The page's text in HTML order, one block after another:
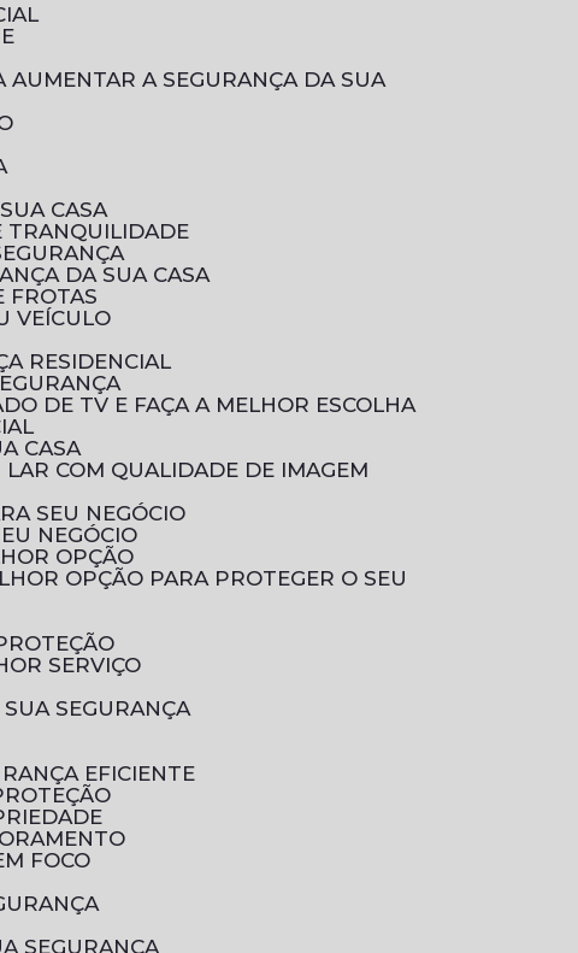
CASA
TRANQUILIDADE
DA SUA CASA
FROTAS
VEÍCULO
RESIDENCIAL
DE TV E FAÇA A MELHOR ESCOLHA
CASA
SEU NEGÓCIO
NEGÓCIO
OPÇÃO
SERVIÇO
SEGURANÇA
EFICIENTE
FOCO
SEGURANÇA